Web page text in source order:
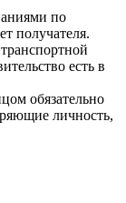
по
получателя.
есть в
обязательно
личность,